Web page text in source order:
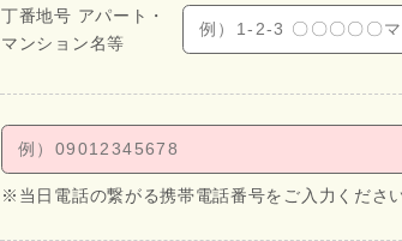
丁番地号 アパート・
マンション名等
※当日電話の繋がる携帯電話番号をご入力くださ